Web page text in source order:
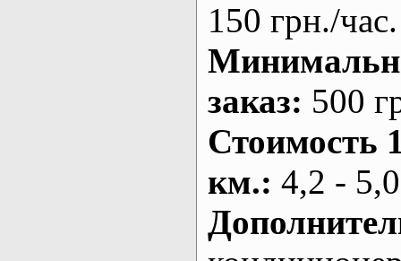
150 грн./час.
заказ: 500
Стоимость
км.: 4,2 -